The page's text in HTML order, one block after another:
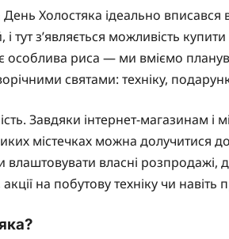
Холостяка ідеально вписався
з’являється можливість
риса — ми вміємо
святами: техніку,
Завдяки інтернет-магазинам
містечках можна долучитися
влаштовувати власні
на побутову техніку чи навіть